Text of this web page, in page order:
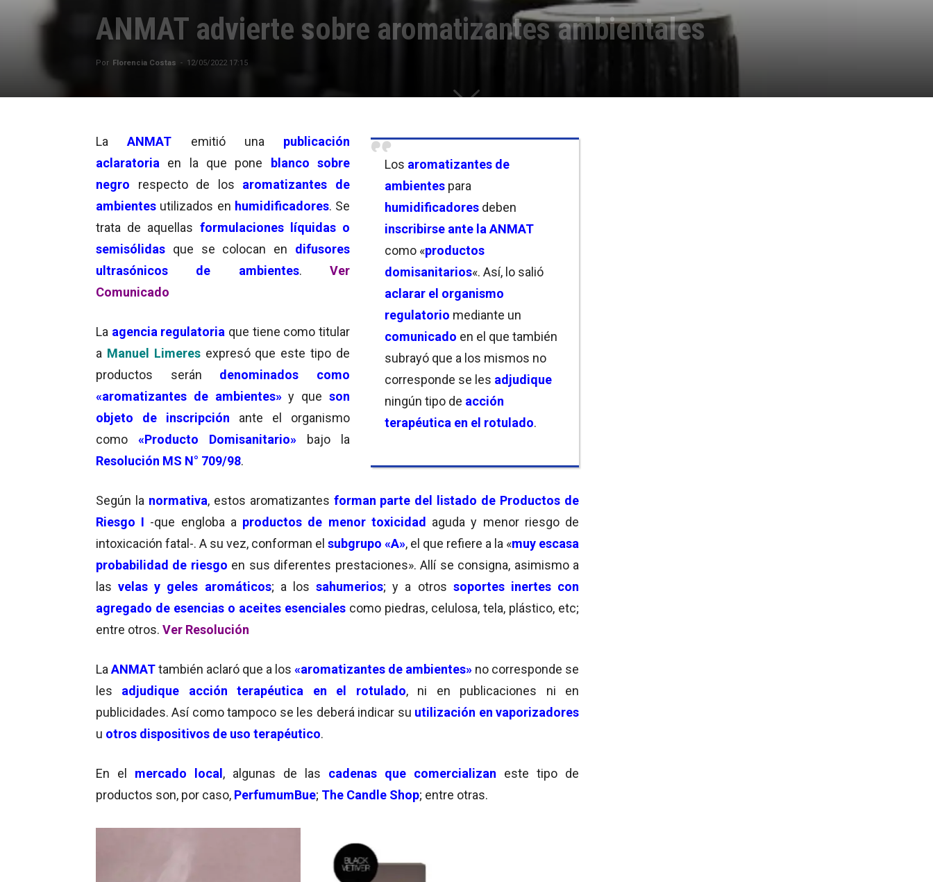
ANMAT advierte sobre aromatizantes ambientales
Por Florencia Costas - 12/05/2022 17:15
Los aromatizantes de
ambientes para
humidificadores deben
inscribirse ante la ANMAT
como «productos
domisanitarios«. Así, lo salió
aclarar el organismo
regulatorio mediante un
comunicado en el que también
subrayó que a los mismos no
corresponde se les adjudique
ningún tipo de acción
terapéutica en el rotulado.
LaANMAT emitió una publicación
aclaratoria en la que pone blanco sobre
negro respecto de los aromatizantes de
ambientes utilizados en humidificadores. Se
trata de aquellas formulaciones líquidas o
semisólidas que se colocan en difusores
ultrasónicos de ambientes.Ver
Comunicado
La agencia regulatoria que tiene como titular
a Manuel Limeresexpresó que este tipo de
productos serán denominados como
«aromatizantes de ambientes» y queson
objeto de inscripción
ante el organismo
como «Producto Domisanitario» bajo la
Resolución MS N° 709/98.
Según la normativa, estos aromatizantes forman parte del listado de Productos de
Riesgo I -que engloba a productos de menor toxicidad aguda y menor riesgo de
intoxicación fatal-. A su vez, conforman el subgrupo «A», el que refiere a la «muy escasa
probabilidad de riesgo en sus diferentes prestaciones». Allí se consigna, asimismo a
lasvelas y geles aromáticos; a lossahumerios; y a otros soportes inertes con
agregado de esencias o aceites esenciales como piedras, celulosa, tela, plástico, etc;
entre otros. Ver Resolución
La ANMATtambién aclaró que a los «aromatizantes de ambientes» no corresponde se
les adjudique acción terapéutica en el rotulado, ni en publicaciones ni en
publicidades. Así como tampoco se les deberá indicar su utilización en vaporizadores
u otros dispositivos de uso terapéutico.
En el mercado local, algunas de las cadenas que comercializan este tipo de
productos son, por caso, PerfumumBue; The Candle Shop; entre otras.